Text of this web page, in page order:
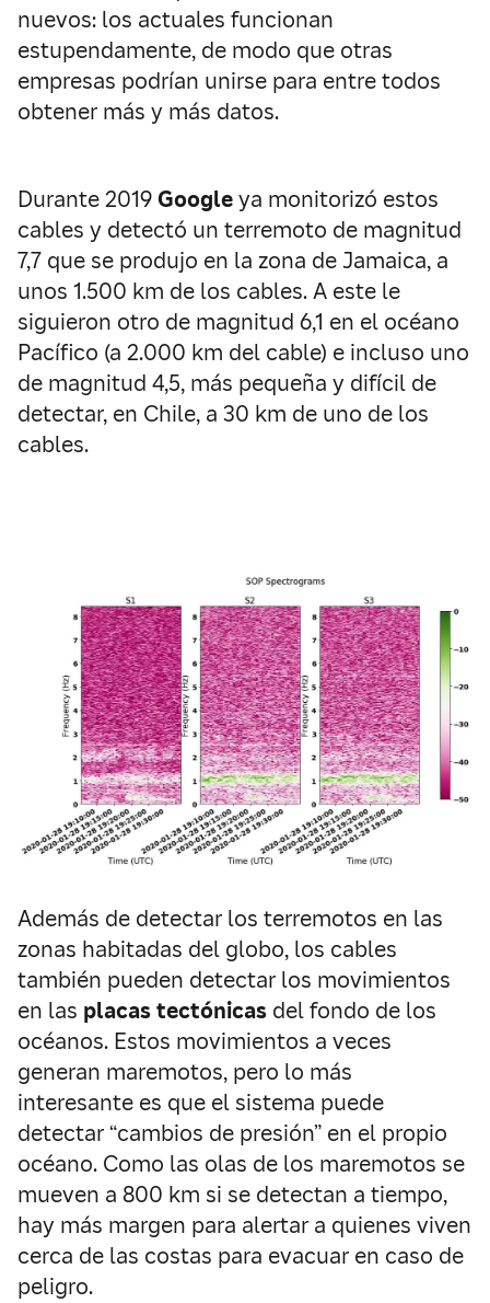
nuevos: los actuales funcionan
estupendamente, de modo que otras
empresas podrían unirse para entre todos
obtener más y más datos.
Durante 2019Googleya monitorizó estos
cables y detectó un terremoto de magnitud
7,7 que se produjo en la zona de Jamaica, a
unos 1.500 km de los cables. A este le
siguieron otro de magnitud 6,1 en el océano
Pacífico (a 2.000 km del cable) e incluso uno
de magnitud 4,5, más pequeña y difícil de
detectar, en Chile, a 30 km de uno de los
cables.
Además de detectar los terremotos en las
zonas habitadas del globo, los cables
también pueden detectar los movimientos
en las placas tectónicas del fondo de los
océanos. Estos movimientos a veces
generan maremotos, pero lo más
interesante es que el sistema puede
detectar “cambios de presión” en el propio
océano. Como las olas de los maremotos se
mueven a 800 km si se detectan a tiempo,
hay más margen para alertar a quienes viven
cerca de las costas para evacuar en caso de
peligro.